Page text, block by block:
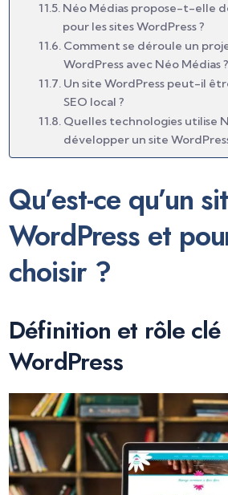
Néo Médias propose-t-elle
pour les sites WordPress ?
Comment se déroule un
WordPress avec Néo Médias ?
Un site WordPress peut-il
SEO local ?
Quelles technologies utilise
développer un site
Qu’est-ce qu’un
WordPress et
choisir ?
Définition et rôle clé
WordPress